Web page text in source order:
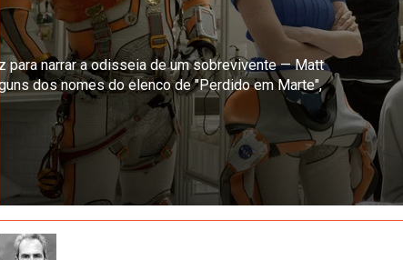
para narrar a odisseia de um sobrevivente — Matt
dos nomes do elenco de "Perdido em Marte",